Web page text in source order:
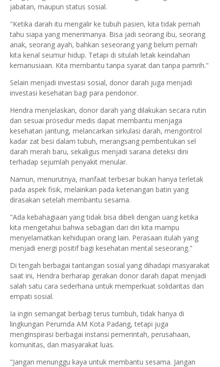
jabatan, maupun status sosial.
"Ketika darah itu mengalir ke tubuh pasien, kita tidak pernah
tahu siapa yang menerimanya. Bisa jadi seorang ibu, seorang
anak, seorang ayah, bahkan seseorang yang belum pernah
kita kenal seumur hidup. Tetapi di situlah letak keindahan
kemanusiaan. Kita membantu tanpa syarat dan tanpa pamrih."
Selain menjadi investasi sosial, donor darah juga menjadi
investasi kesehatan bagi para pendonor.
Hendra menjelaskan, donor darah yang dilakukan secara rutin
dan sesuai prosedur medis dapat membantu menjaga
kesehatan jantung, melancarkan sirkulasi darah, mengontrol
kadar zat besi dalam tubuh, merangsang pembentukan sel
darah merah baru, sekaligus menjadi sarana deteksi dini
terhadap sejumlah penyakit menular.
Namun, menurutnya, manfaat terbesar bukan hanya terletak
pada aspek fisik, melainkan pada ketenangan batin yang
dirasakan setelah membantu sesama.
"Ada kebahagiaan yang tidak bisa dibeli dengan uang ketika
kita mengetahui bahwa sebagian dari diri kita mampu
menyelamatkan kehidupan orang lain. Perasaan itulah yang
menjadi energi positif bagi kesehatan mental seseorang."
Di tengah berbagai tantangan sosial yang dihadapi masyarakat
saat ini, Hendra berharap gerakan donor darah dapat menjadi
salah satu cara sederhana untuk memperkuat solidaritas dan
empati sosial.
Ia ingin semangat berbagi terus tumbuh, tidak hanya di
lingkungan Perumda AM Kota Padang, tetapi juga
menginspirasi berbagai instansi pemerintah, perusahaan,
komunitas, dan masyarakat luas.
"Jangan menunggu kaya untuk membantu sesama. Jangan